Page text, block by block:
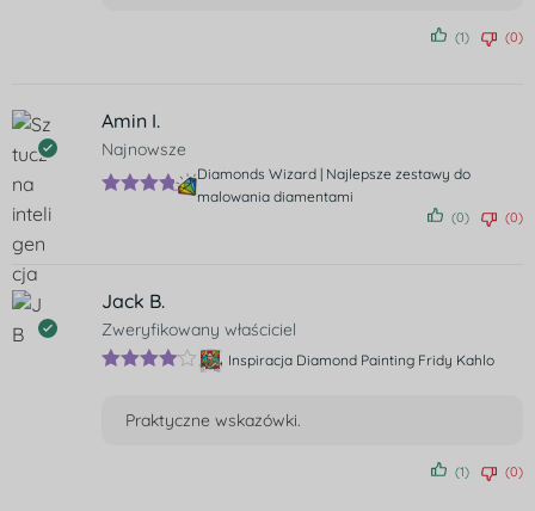
(1) (0)
Amin I.
Najnowsze
Diamonds Wizard | Najlepsze zestawy do
malowania diamentami
(0) (0)
Jack B.
Zweryfikowany właściciel
Inspiracja Diamond Painting Fridy Kahlo
Praktyczne wskazówki.
(1) (0)